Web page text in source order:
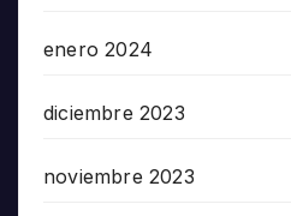
enero 2024
diciembre 2023
noviembre 2023